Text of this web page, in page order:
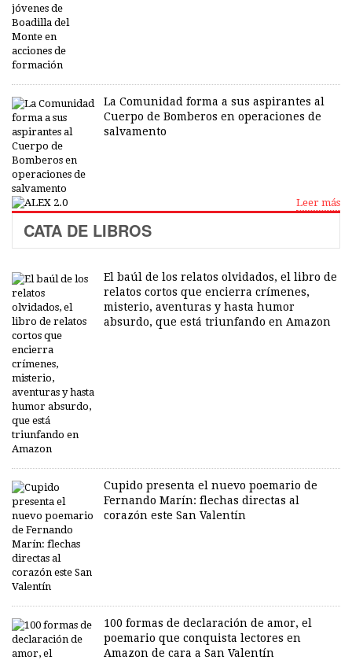
La Comunidad forma a sus aspirantes al
Cuerpo de Bomberos en operaciones de
salvamento
Leer más
CATA DE LIBROS
El baúl de los relatos olvidados, el libro de
relatos cortos que encierra crímenes,
misterio, aventuras y hasta humor
absurdo, que está triunfando en Amazon
Cupido presenta el nuevo poemario de
Fernando Marín: flechas directas al
corazón este San Valentín
100 formas de declaración de amor, el
poemario que conquista lectores en
Amazon de cara a San Valentín